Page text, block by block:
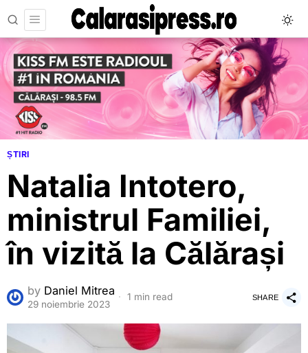
ȘTIRI
Natalia Intotero,
ministrul Familiei,
în vizită la Călărași
by Daniel Mitrea
29 noiembrie 2023
1 min read SHARE